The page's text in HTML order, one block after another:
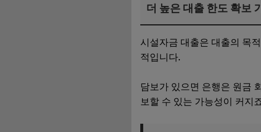
더 높은 대출 한도 확보
시설자금 대출은 대출의 목
적입니다.
담보가 있으면 은행은 원금
보할 수 있는 가능성이 커지